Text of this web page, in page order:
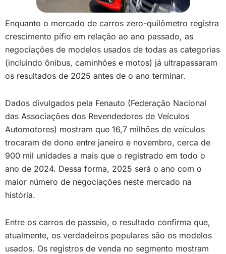
Enquanto o mercado de carros zero-quilômetro registra
crescimento pífio em relação ao ano passado, as
negociações de modelos usados de todas as categorias
(incluindo ônibus, caminhões e motos) já ultrapassaram
os resultados de 2025 antes de o ano terminar.
Dados divulgados pela Fenauto (Federação Nacional
das Associações dos Revendedores de Veículos
Automotores) mostram que 16,7 milhões de veículos
trocaram de dono entre janeiro e novembro, cerca de
900 mil unidades a mais que o registrado em todo o
ano de 2024. Dessa forma, 2025 será o ano com o
maior número de negociações neste mercado na
história.
Entre os carros de passeio, o resultado confirma que,
atualmente, os verdadeiros populares são os modelos
usados. Os registros de venda no segmento mostram